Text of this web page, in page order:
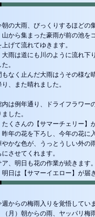
朝の大雨、びっくりするほどの
から集まった豪雨が前の池を
上げて流れてゆきます。
雨は道にも川のように流れ下
。
もなく止んだ大雨はうその様な
り、また晴れました。
内は例年通り、ドライフラワー
した。
くさんの【サマーチェリー】が
年の花を下ろし、今年の花に入
やかな色が、うっとうしい外の
にさせてくれます。
ア、明日も花の作業が続きます。
日は【サマーイエロー】が届き
週からの梅雨入りを覚悟していま
月）朝からの雨、ヤッパリ梅